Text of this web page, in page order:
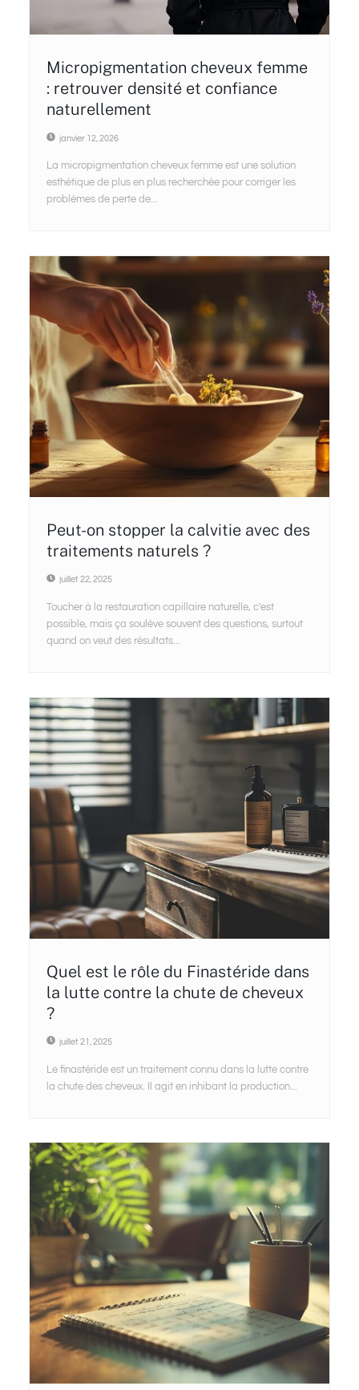
Micropigmentation cheveux femme
: retrouver densité et confiance
naturellement
janvier 12, 2026
La micropigmentation cheveux femme est une solution
esthétique de plus en plus recherchée pour corriger les
problèmes de perte de...
Peut-on stopper la calvitie avec des
traitements naturels ?
juillet 22, 2025
Toucher à la restauration capillaire naturelle, c'est
possible, mais ça soulève souvent des questions, surtout
quand on veut des résultats...
Quel est le rôle du Finastéride dans
la lutte contre la chute de cheveux
?
juillet 21, 2025
Le finastéride est un traitement connu dans la lutte contre
la chute des cheveux. Il agit en inhibant la production...